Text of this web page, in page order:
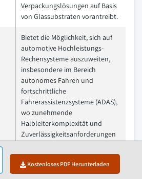
Kostenloses PDF Herunterladen
Verpackungslösungen auf Basis
von Glassubstraten vorantreibt.
Bietet die Möglichkeit, sich auf
automotive Hochleistungs-
Rechensysteme auszuweiten,
insbesondere im Bereich
autonomes Fahren und
fortschrittliche
Fahrerassistenzsysteme (ADAS),
wo zunehmende
Halbleiterkomplexität und
Zuverlässigkeitsanforderungen
und hochdichter
Substrattechnologien
unterstützen.